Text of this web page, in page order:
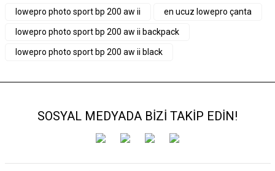
lowepro photo sport bp 200 aw ii
en ucuz lowepro çanta
lowepro photo sport bp 200 aw ii backpack
lowepro photo sport bp 200 aw ii black
SOSYAL MEDYADA BİZİ TAKİP EDİN!